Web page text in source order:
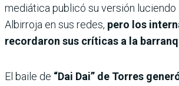
mediática publicó su versión luciendo
Albirroja en sus redes, pero los
recordaron sus críticas a la
El baile de “Dai Dai” de Torres